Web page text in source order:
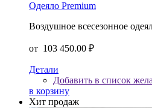
Одеяло Premium
Воздушное всесезонное
от 103 450.00 ₽
Детали
Добавить в список
в корзину
Хит продаж